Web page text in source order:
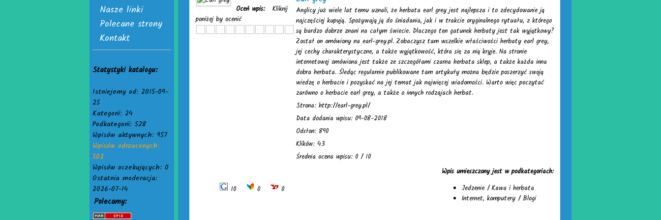
Nasze linki
Polecane strony
Kontakt
Statystyki katalogu:
Istniejemy od: 2015-09-
25
Kategorii: 24
Podkategorii: 528
Wpisów aktywnych: 957
Wpisów odrzuconych:
502
Wpisów oczekujących: 0
Ostatnia moderacja:
2026-07-14
Polecamy:
Oceń wpis:
Kliknij
poniżej by ocenić
Anglicy już wiele lat temu uznali, że herbata earl grey jest najlepsza i to zdecydowanie ją
najczęściej kupują. Spożywają ją do śniadania, jak i w trakcie oryginalnego rytuału, z którego
są bardzo dobrze znani na całym świecie. Dlaczego ten gatunek herbaty jest tak wyjątkowy?
Został on omówiony na earl-grey.pl. Zobaczysz tam wszelkie właściwości herbaty earl grey,
jej cechy charakterystyczne, a także wyjątkowość, która się za nią kryje. Na stronie
internetowej omówiona jest także ze szczegółami czarna herbata sklep, a także każda inna
dobra herbata. Śledąc regularnie publikowane tam artykuły można będzie poszerzyć swoją
wiedzę o herbacie i pozyskać na jej temat jak najwięcej wiadomości. Warto więc poczytać
zarówno o herbacie earl grey, a także o innych rodzajach herbat.
Strona: http://earl-grey.pl/
Data dodania wpisu: 09-08-2018
Odsłon: 890
Klików: 43
Średnia ocena wpisu: 0 / 10
10 0 0
Wpis umieszczony jest w podkategoriach:
Jedzenie /Kawa i herbata
Internet, komputery /Blogi